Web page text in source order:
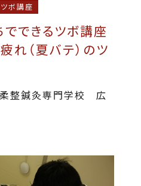
ボ講座
でできるツボ講座
（夏バテ）のツ
柔整鍼灸専門学校 広